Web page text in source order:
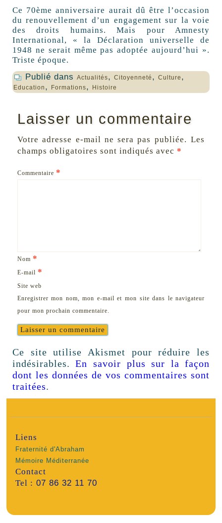
Ce 70ème anniversaire aurait dû être l’occasion
du renouvellement d’un engagement sur la voie
des droits humains. Mais pour Amnesty
International, « la Déclaration universelle de
1948 ne serait même pas adoptée aujourd’hui ».
Triste époque.
Publié dans Actualités, Citoyenneté , Culture ,
Education , Formations, Histoire
Laisser un commentaire
Votre adresse e-mail ne sera pas publiée. Les
champs obligatoires sont indiqués avec *
Commentaire *
Nom *
E-mail *
Site web
Enregistrer mon nom, mon e-mail et mon site dans le navigateur
pour mon prochain commentaire.
Ce site utilise Akismet pour réduire les
indésirables.En savoir plus sur la façon
dont les données de vos commentaires sont
traitées.
Liens
Fraternité d'Abraham
Mémoire Méditerranée
Contact
Tel : 07 86 32 11 70